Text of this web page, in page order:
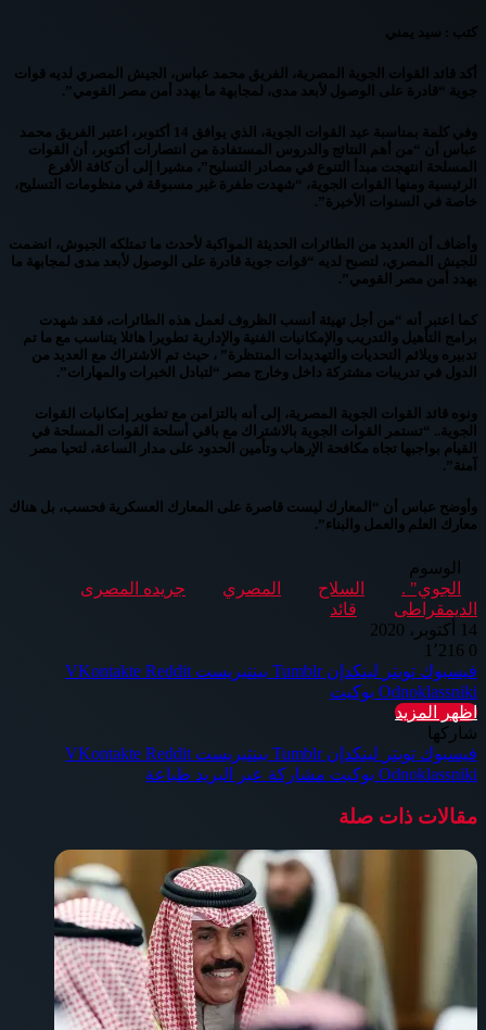
كتب : سيد يمني
أكد قائد القوات الجوية المصرية، الفريق محمد عباس، الجيش المصري لديه قوات
جوية “قادرة على الوصول لأبعد مدى، لمجابهة ما يهدد أمن مصر القومي”.
وفي كلمة بمناسبة عيد القوات الجوية، الذي يوافق 14 أكتوبر، اعتبر الفريق محمد
عباس أن “من أهم النتائج والدروس المستفادة من انتصارات أكتوبر، أن القوات
المسلحة انتهجت مبدأ التنوع في مصادر التسليح”، مشيرا إلى أن كافة الأفرع
الرئيسية ومنها القوات الجوية، “شهدت طفرة غير مسبوقة في منظومات التسليح،
خاصة في السنوات الأخيرة”.
وأضاف أن العديد من الطائرات الحديثة المواكبة لأحدث ما تمتلكه الجيوش، انضمت
للجيش المصري، لتصبح لديه “قوات جوية قادرة على الوصول لأبعد مدى لمجابهة ما
يهدد أمن مصر القومي”.
كما اعتبر أنه “من أجل تهيئة أنسب الظروف لعمل هذه الطائرات، فقد شهدت
برامج التأهيل والتدريب والإمكانيات الفنية والإدارية تطويرا هائلا يتناسب مع ما تم
تدبيره ويلائم التحديات والتهديدات المنتظرة” ، حيث تم الاشتراك مع العديد من
الدول في تدريبات مشتركة داخل وخارج مصر “لتبادل الخبرات والمهارات”.
ونوه قائد القوات الجوية المصرية، إلى أنه بالتزامن مع تطوير إمكانيات القوات
الجوية.. “تستمر القوات الجوية بالاشتراك مع باقي أسلحة القوات المسلحة في
القيام بواجبها تجاه مكافحة الإرهاب وتأمين الحدود على مدار الساعة، لتحيا مصر
آمنة”.
وأوضح عباس أن “المعارك ليست قاصرة على المعارك العسكرية فحسب، بل هناك
معارك العلم والعمل والبناء”.
الوسوم
الجوي" .
السلاح المصري
جريده المصرى
الديمقراطى
قائد
14 أكتوبر، 2020
0
فيسبوك تويتر لينكدإن بينتيريست
Odnoklassniki بوكيت
اظهر المزيد
شاركها
فيسبوك تويتر لينكدإن بينتيريست
Odnoklassniki بوكيت مشاركة عبر البريد طباعة
مقالات ذات صلة